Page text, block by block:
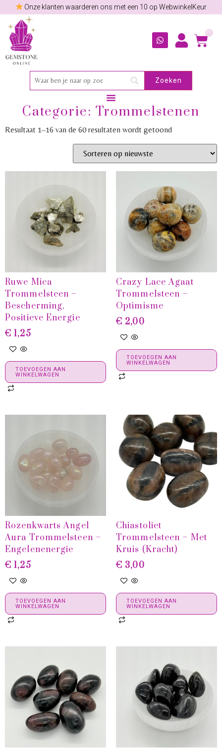
Onze klanten waarderen ons met een 10 op WebwinkelKeur
0
Categorie: Trommelstenen
Resultaat 1–16 van de 60 resultaten wordt getoond
Ruwe Mica
Trommelsteen –
Bescherming,
Positieve Energie
€ 1,25
TOEVOEGEN AAN
WINKELWAGEN
Crazy Lace Agaat
Trommelsteen –
Optimisme
€ 2,00
TOEVOEGEN AAN
WINKELWAGEN
Rozenkwarts Angel
Aura Trommelsteen –
Engelenenergie
€ 1,25
TOEVOEGEN AAN
WINKELWAGEN
Chiastoliet
Trommelsteen – Met
Kruis (Kracht)
€ 3,00
TOEVOEGEN AAN
WINKELWAGEN